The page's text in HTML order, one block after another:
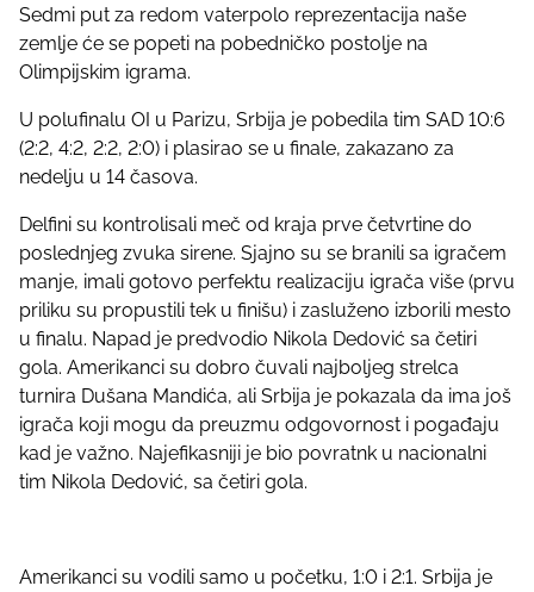
a
r
e
h
i
s
p
s
o
:
Sedmi put za redom vaterpolo reprezentacija naše
zemlje će se popeti na pobedničko postolje na
Olimpijskim igrama.
U polufinalu OI u Parizu, Srbija je pobedila tim SAD 10:6
(2:2, 4:2, 2:2, 2:0) i plasirao se u finale, zakazano za
nedelju u 14 časova.
Delfini su kontrolisali meč od kraja prve četvrtine do
poslednjeg zvuka sirene. Sjajno su se branili sa igračem
manje, imali gotovo perfektu realizaciju igrača više (prvu
priliku su propustili tek u finišu) i zasluženo izborili mesto
u finalu. Napad je predvodio Nikola Dedović sa četiri
gola. Amerikanci su dobro čuvali najboljeg strelca
turnira Dušana Mandića, ali Srbija je pokazala da ima još
igrača koji mogu da preuzmu odgovornost i pogađaju
kad je važno. Najefikasniji je bio povratnk u nacionalni
tim Nikola Dedović, sa četiri gola.
Amerikanci su vodili samo u početku, 1:0 i 2:1. Srbija je